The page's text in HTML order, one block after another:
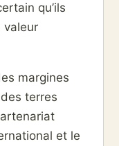
qu’ils
valeur
margines
terres
et le